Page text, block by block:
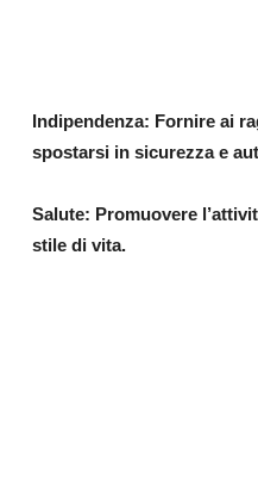
Indipendenza: Fornire ai
spostarsi in sicurezza e
Salute: Promuovere
stile di vita.